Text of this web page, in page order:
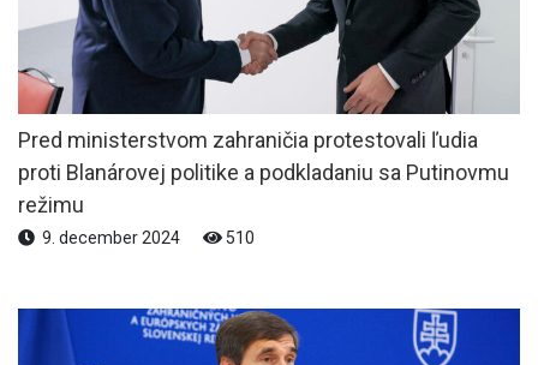
Pred ministerstvom zahraničia protestovali ľudia
proti Blanárovej politike a podkladaniu sa Putinovmu
režimu
9. december 2024 510